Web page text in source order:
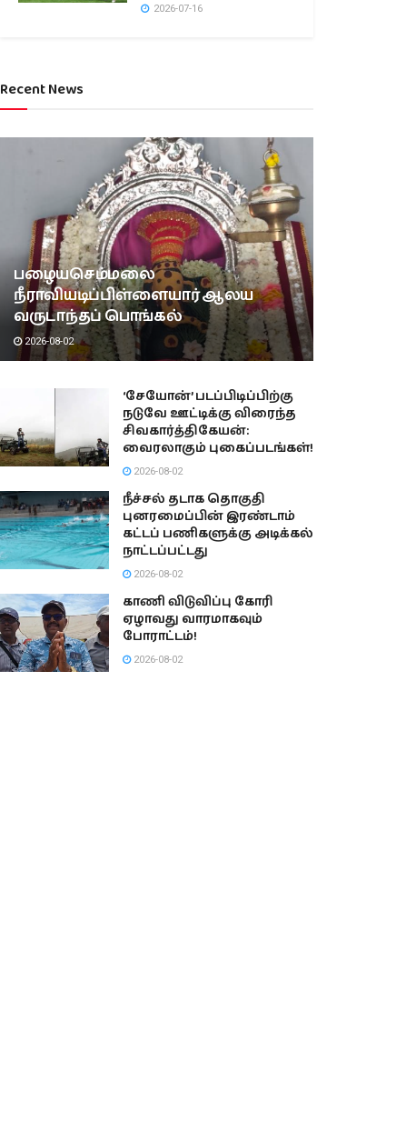
2026-07-16
Recent News
பழையசெம்மலை
நீராவியடிப்பிள்ளையார் ஆலய
வருடாந்தப் பொங்கல்
2026-08-02
‘சேயோன்’ படப்பிடிப்பிற்கு
நடுவே ஊட்டிக்கு விரைந்த
சிவகார்த்திகேயன்:
வைரலாகும் புகைப்படங்கள்!
2026-08-02
நீச்சல் தடாக தொகுதி
புனரமைப்பின் இரண்டாம்
கட்டப் பணிகளுக்கு அடிக்கல்
நாட்டப்பட்டது
2026-08-02
காணி விடுவிப்பு கோரி
ஏழாவது வாரமாகவும்
போராட்டம்!
2026-08-02